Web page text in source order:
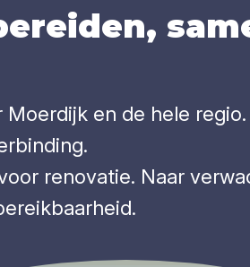
en de hele
renovatie. Naar